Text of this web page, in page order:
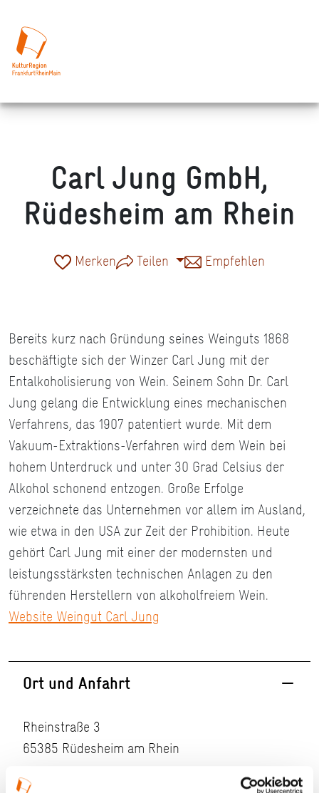
Carl Jung GmbH,
Rüdesheim am Rhein
Merken Teilen Empfehlen
Bereits kurz nach Gründung seines Weinguts 1868
beschäftigte sich der Winzer Carl Jung mit der
Entalkoholisierung von Wein. Seinem Sohn Dr. Carl
Jung gelang die Entwicklung eines mechanischen
Verfahrens, das 1907 patentiert wurde. Mit dem
Vakuum-Extraktions-Verfahren wird dem Wein bei
hohem Unterdruck und unter 30 Grad Celsius der
Alkohol schonend entzogen. Große Erfolge
verzeichnete das Unternehmen vor allem im Ausland,
wie etwa in den USA zur Zeit der Prohibition. Heute
gehört Carl Jung mit einer der modernsten und
leistungsstärksten technischen Anlagen zu den
führenden Herstellern von alkoholfreiem Wein.
Website Weingut Carl Jung
Ort und Anfahrt
Rheinstraße 3
65385 Rüdesheim am Rhein